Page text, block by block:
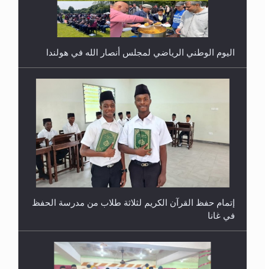
إتمام حفظ القرآن الكريم لثلاثة طلاب من مدرسة الحفظ